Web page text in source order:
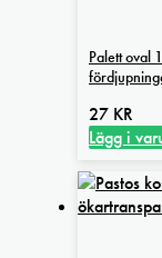
De
olika
alternativen
kan
på
Palett oval
27 KR
Lägg i